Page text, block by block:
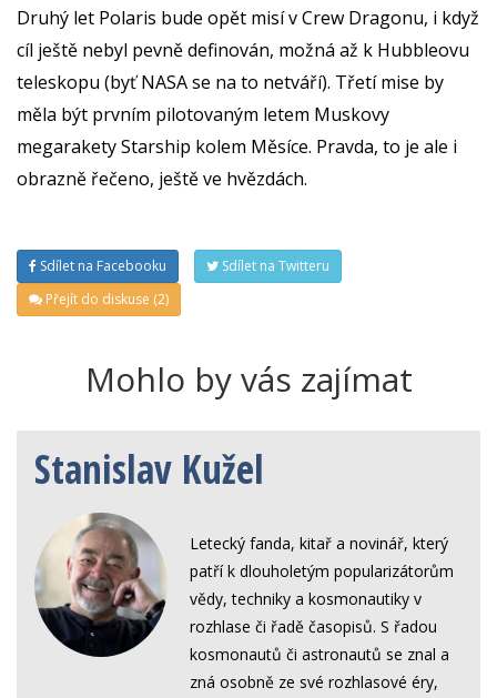
Druhý let Polaris bude opět misí v Crew Dragonu, i když
cíl ještě nebyl pevně definován, možná až k Hubbleovu
teleskopu (byť NASA se na to netváří). Třetí mise by
měla být prvním pilotovaným letem Muskovy
megarakety Starship kolem Měsíce. Pravda, to je ale i
obrazně řečeno, ještě ve hvězdách.
Sdílet na Facebooku
Sdílet na Twitteru
Přejít do diskuse (2)
Mohlo by vás zajímat
Stanislav Kužel
Letecký fanda, kitař a novinář, který
patří k dlouholetým popularizátorům
vědy, techniky a kosmonautiky v
rozhlase či řadě časopisů. S řadou
kosmonautů či astronautů se znal a
zná osobně ze své rozhlasové éry,